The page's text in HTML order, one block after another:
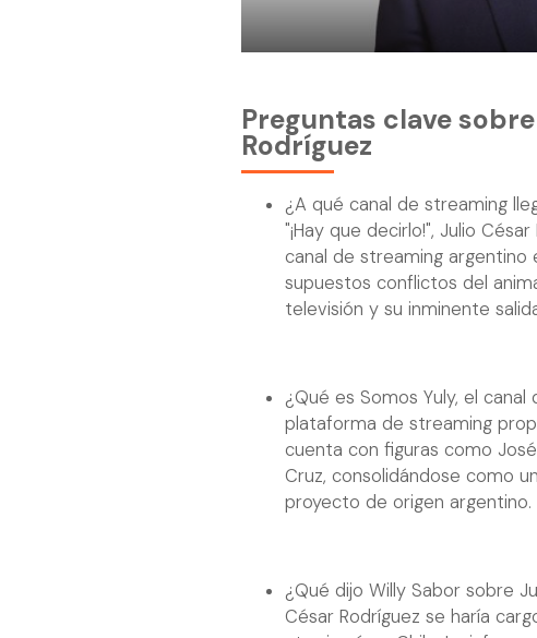
Preguntas clave
Rodríguez
¿A qué canal de streaming
"¡Hay que decirlo!", Julio
canal de streaming argentino
supuestos conflictos del
televisión y su inminente
¿Qué es Somos Yuly, el
plataforma de streaming
cuenta con figuras como
Cruz, consolidándose como
proyecto de origen argentino.
¿Qué dijo Willy Sabor sobre
César Rodríguez se haría